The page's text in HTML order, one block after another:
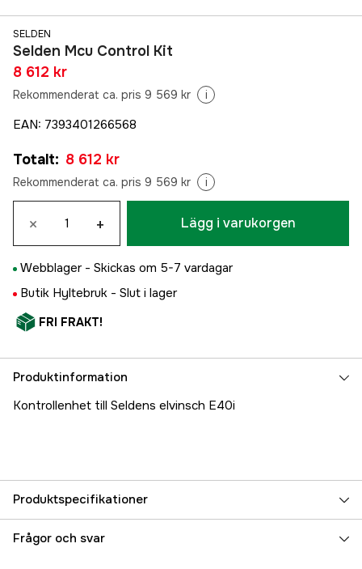
SELDEN
Selden Mcu Control Kit
8 612 kr
Rekommenderat ca. pris 9 569 kr i
EAN: 7393401266568
Totalt: 8 612 kr
Rekommenderat ca. pris 9 569 kr i
× + Lägg i varukorgen
Webblager - Skickas om 5-7 vardagar
Butik Hyltebruk - Slut i lager
FRI FRAKT!
Produktinformation
Kontrollenhet till Seldens elvinsch E40i
Produktspecifikationer
Referensnummer 5000023386
Frågor och svar